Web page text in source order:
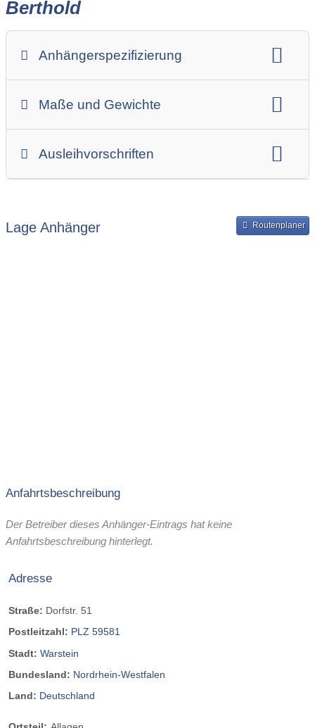
Berthold
Anhängerspezifizierung
Maße und Gewichte
Ausleihvorschriften
Bereitstellung und Rückgabe des Anhängers
Lage Anhänger Routenplaner
Anfahrtsbeschreibung
Der Betreiber dieses Anhänger-Eintrags hat keine
Anfahrtsbeschreibung hinterlegt.
Adresse
Straße: Dorfstr. 51
Postleitzahl: PLZ 59581
Stadt: Warstein
Bundesland: Nordrhein-Westfalen
Land: Deutschland